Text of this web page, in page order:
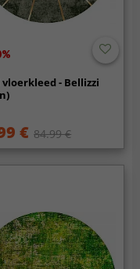
vloerkleed - Bellizzi
€ 84.99 €